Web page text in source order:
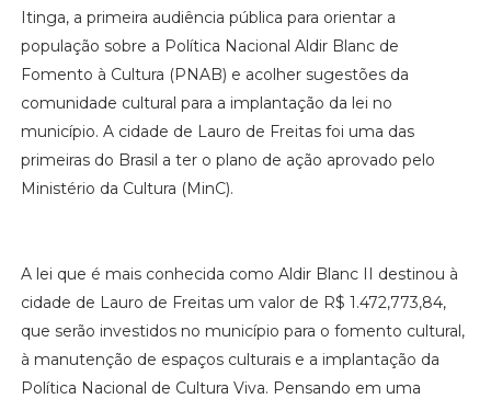
Itinga, a primeira audiência pública para orientar a
população sobre a Política Nacional Aldir Blanc de
Fomento à Cultura (PNAB) e acolher sugestões da
comunidade cultural para a implantação da lei no
município. A cidade de Lauro de Freitas foi uma das
primeiras do Brasil a ter o plano de ação aprovado pelo
Ministério da Cultura (MinC).
A lei que é mais conhecida como Aldir Blanc II destinou à
cidade de Lauro de Freitas um valor de R$ 1.472,773,84,
que serão investidos no município para o fomento cultural,
à manutenção de espaços culturais e a implantação da
Política Nacional de Cultura Viva. Pensando em uma